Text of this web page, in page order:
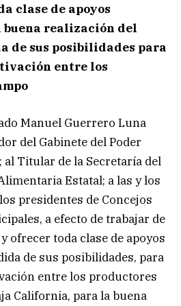
clase de apoyos
buena realización del
de sus posibilidades para
entre los
Manuel Guerrero Luna
del Gabinete del Poder
al Titular de la Secretaría del
Estatal; a las y los
presidentes de Concejos
a efecto de trabajar de
ofrecer toda clase de apoyos
de sus posibilidades, para
entre los productores
California, para la buena